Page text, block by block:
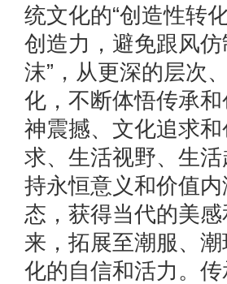
统文化的“创造性转
创造力，避免跟风
沫”，从更深的层次
化，不断体悟传承
神震撼、文化追求
求、生活视野、生
持永恒意义和价值
态，获得当代的美
来，拓展至潮服、
化的自信和活力。